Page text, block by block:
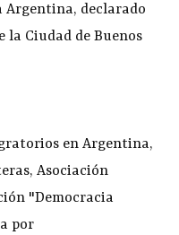
Argentina, declarado
la Ciudad de Buenos
en Argentina,
Asociación
"Democracia
por